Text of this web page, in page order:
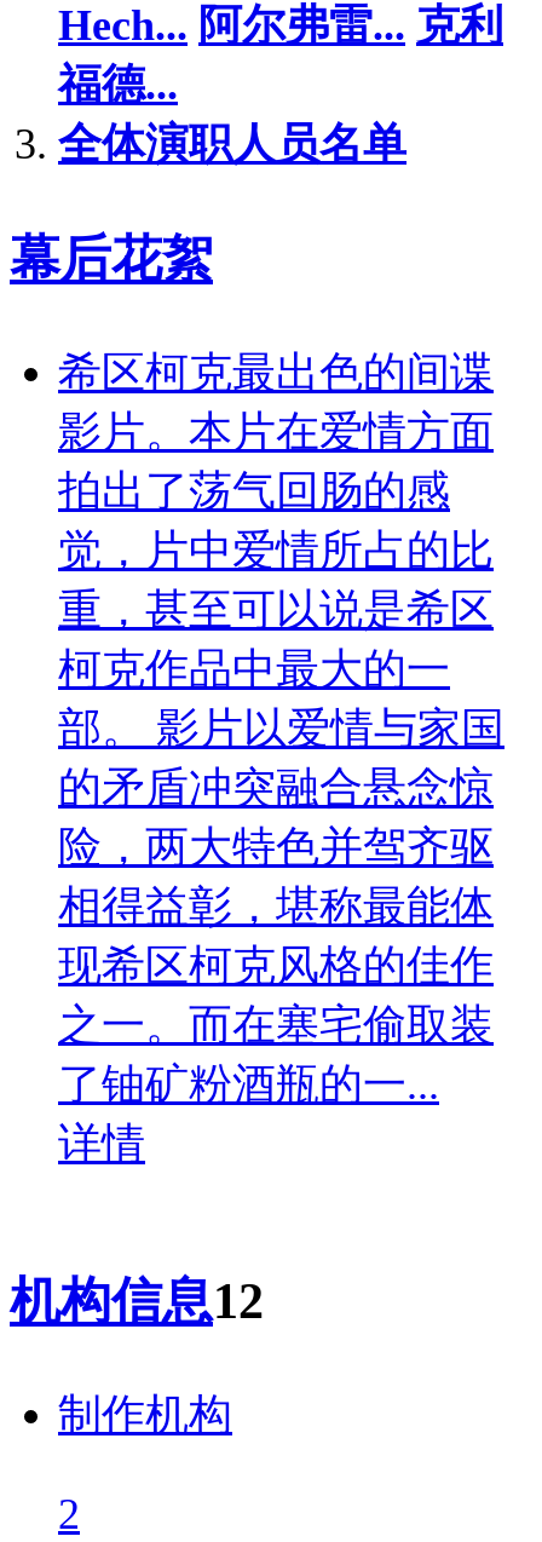
Hech... 阿尔弗雷... 克利
福德...
全体演职人员名单
幕后花絮
希区柯克最出色的间谍
影片。本片在爱情方面
拍出了荡气回肠的感
觉，片中爱情所占的比
重，甚至可以说是希区
柯克作品中最大的一
部。 影片以爱情与家国
的矛盾冲突融合悬念惊
险，两大特色并驾齐驱
相得益彰，堪称最能体
现希区柯克风格的佳作
之一。而在塞宅偷取装
了铀矿粉酒瓶的一...
详情
机构信息12
制作机构
2